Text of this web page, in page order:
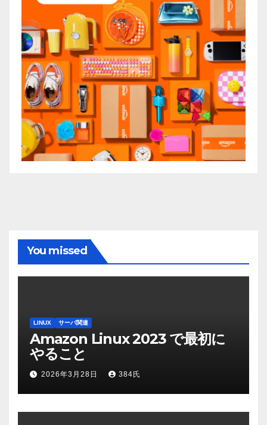
You missed
LINUX サーバ関連
Amazon Linux 2023 で最初に
やること
2026年3月28日 384氏